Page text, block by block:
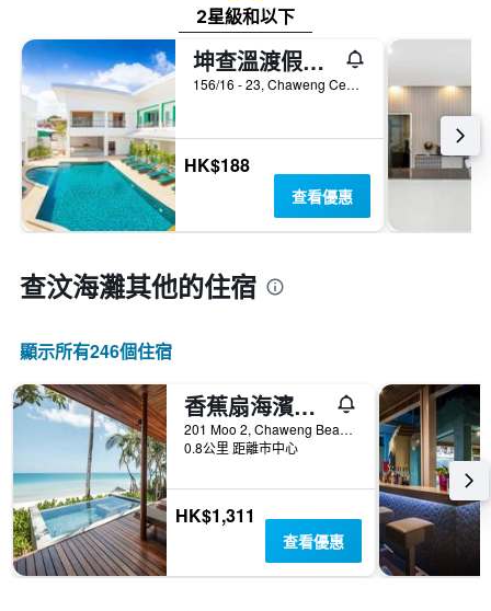
2星級和以下
坤查溫渡假村 - 蘇梅島
156/16 - 23, Chaweng Center, Bophut, 蘇梅島, 泰國
HK$188
查看優惠
查汶海灘​其他的住宿
顯示所有246​個住宿
香蕉扇海濱渡假酒店 - 蘇梅島
201 Moo 2, Chaweng Beach Road, 蘇梅島, 泰國
0.8公里 距離市中心
HK$1,311
查看優惠